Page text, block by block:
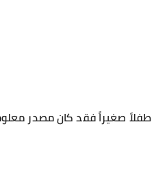
صغيراً فقد كان مصدر